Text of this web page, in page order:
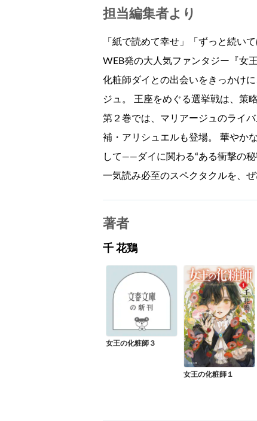
担当編集者より
「紙で読めて幸せ」「ずっと続
WEB発の大人気ファンタジー『女
化粧師ダイとの出会いをきっかけ
ジュ。 王座をめぐる選挙戦は、策
第２巻では、マリアージュのライ
補・アリシュエルも登場。 華やか
して――ダイに関わる“ある衝撃の秘
一気読み必至のスペクタクルを、
著者
千 花鶏
女王の化粧師３
女王の化粧師１